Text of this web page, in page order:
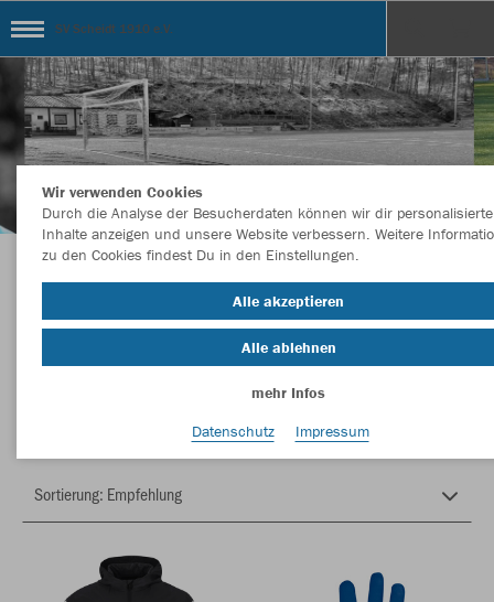
SV Scheidt 1910 e.V.
Herzlich Willkommen im Teamshop SV Scheidt
1910 e.V.
Wir verwenden Cookies
Durch die Analyse der Besucherdaten können wir dir personalisierte
Inhalte anzeigen und unsere Website verbessern. Weitere
zu den Cookies findest Du in den Einstellungen.
Alle akzeptieren
Alle ablehnen
mehr Infos
Datenschutz
Impressum